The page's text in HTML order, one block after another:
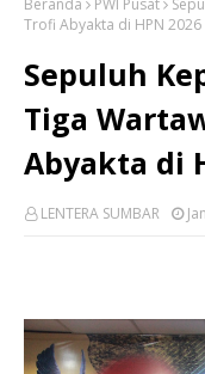
Beranda PWI Pusat
Trofi Abyakta di HPN 2026
Sepuluh
Tiga
Abyakta di
LENTERA SUMBAR